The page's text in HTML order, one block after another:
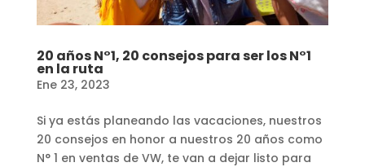
20 años N°1, 20 consejos para ser los N°1
en la ruta
Ene 23, 2023
Si ya estás planeando las vacaciones, nuestros
20 consejos en honor a nuestros 20 años como
N° 1 en ventas de VW, te van a dejar listo para